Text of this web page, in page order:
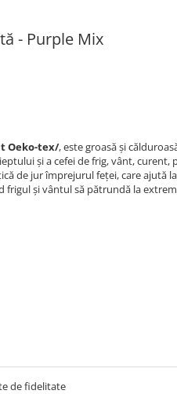
- Purple Mix
Oeko-tex/, este groasă și
şi a cefei de frig, vânt, curent,
de jur împrejurul feței, care ajută
frigul și vântul să pătrundă la
de fidelitate